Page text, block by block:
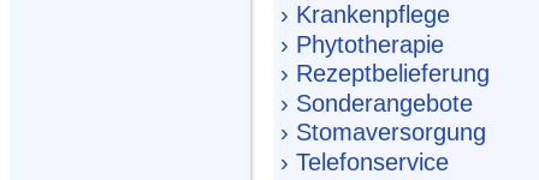
› Krankenpflege
› Phytotherapie
› Rezeptbelieferung
› Sonderangebote
› Stomaversorgung
› Telefonservice